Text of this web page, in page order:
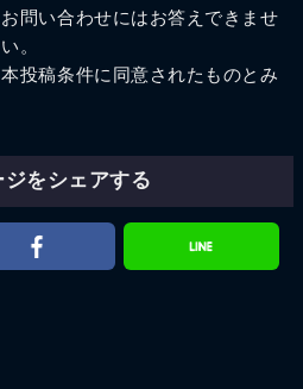
問い合わせにはお答えできませ
。
投稿条件に同意されたものとみ
ジをシェアする